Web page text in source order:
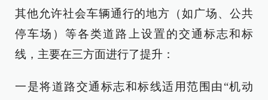
其他允许社会车辆通行的地方（如广场、公共
停车场）等各类道路上设置的交通标志和标
线，主要在三方面进行了提升：
一是将道路交通标志和标线适用范围由“机动